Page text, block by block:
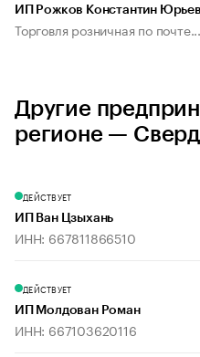
ИП Рожков Константин
Торговля розничная по почте...
Другие
регионе —
ДЕЙСТВУЕТ
ИП Ван Цзыхань
ИНН: 667811866510
ДЕЙСТВУЕТ
ИП Молдован Роман
ИНН: 667103620116